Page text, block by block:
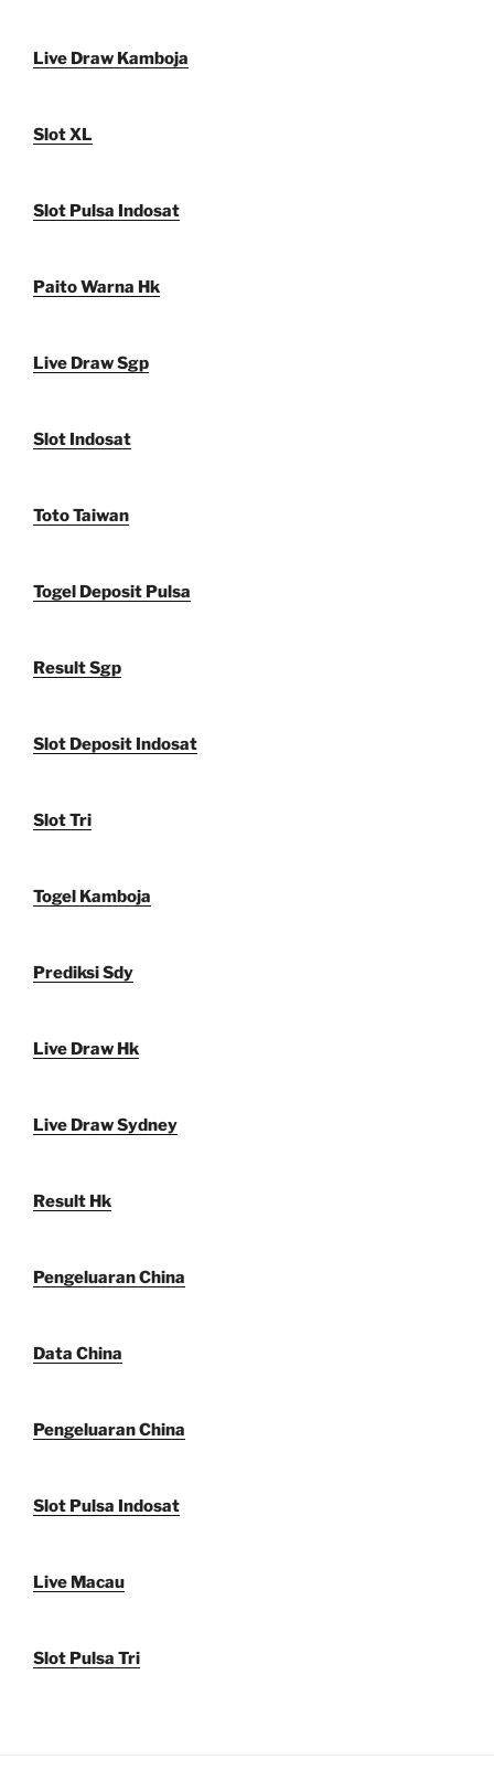
Live Draw Kamboja
Slot XL
Slot Pulsa Indosat
Paito Warna Hk
Live Draw Sgp
Slot Indosat
Toto Taiwan
Togel Deposit Pulsa
Result Sgp
Slot Deposit Indosat
Slot Tri
Togel Kamboja
Prediksi Sdy
Live Draw Hk
Live Draw Sydney
Result Hk
Pengeluaran China
Data China
Pengeluaran China
Slot Pulsa Indosat
Live Macau
Slot Pulsa Tri